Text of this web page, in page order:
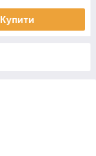
Купити